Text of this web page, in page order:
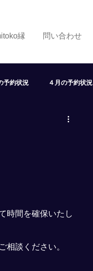
縁 問い合わせ
予約状況 ４月の予約状況
時間を確保いたし
相談ください。